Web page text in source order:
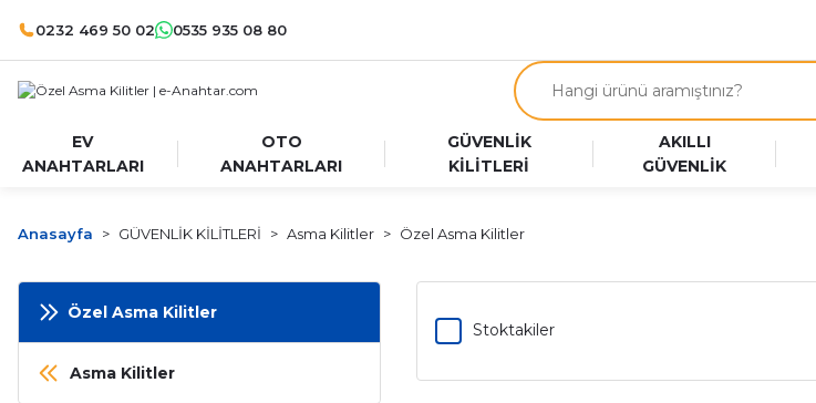
0232 469 50 02 0535 935 08 80
EV
ANAHTARLARI
OTO
ANAHTARLARI
GÜVENLİK
KİLİTLERİ
AKILLI
GÜVENLİK
Anasayfa GÜVENLİK KİLİTLERİ Asma Kilitler Özel Asma Kilitler
Özel Asma Kilitler
Asma Kilitler
Stoktakiler